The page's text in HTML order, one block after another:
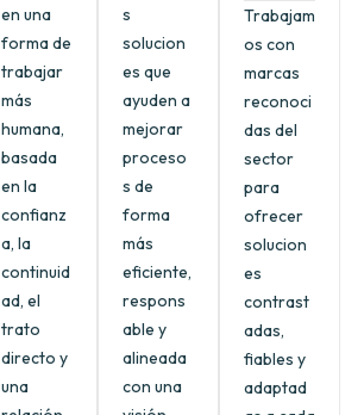
en una
forma de
trabajar
más
humana,
basada
en la
confianz
a, la
continuid
ad, el
trato
directo y
una
s
solucion
es que
ayuden a
mejorar
proceso
s de
forma
más
eficiente,
respons
able y
alineada
con una
Trabajam
os con
marcas
reconoci
das del
sector
para
ofrecer
solucion
es
contrast
adas,
fiables y
adaptad